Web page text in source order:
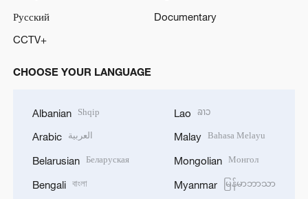
Русский
Documentary
CCTV+
CHOOSE YOUR LANGUAGE
Albanian Shqip
Arabic العربية
Belarusian Беларуская
Bengali বাংলা
Lao ລາວ
Malay Bahasa Melayu
Mongolian Монгол
Myanmar မြန်မာဘာသာ